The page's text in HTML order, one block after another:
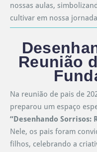
nossas aulas,
cultivar em nossa
Reunião
Na reunião de pais de
preparou um espaço
“Desenhando Sorrisos:
Nele, os pais foram
filhos, celebrando a